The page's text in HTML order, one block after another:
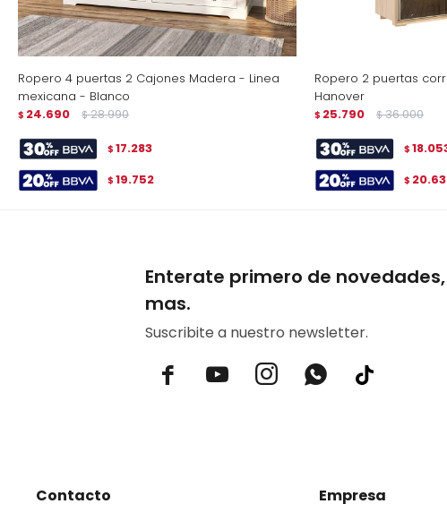
Ropero 4 puertas 2 Cajones Madera - Linea
mexicana - Blanco
$ 24.690 $ 28.990
$ 17.283
$ 19.752
Ropero 2 puertas
Hanover
$ 25.790 $ 36.000
$
$
Enterate primero de
mas.
Suscribite a nuestro newsletter.
  
Contacto Empresa